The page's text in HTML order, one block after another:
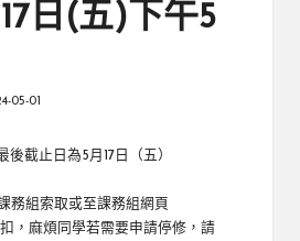
日(五)下午5
05-01
截止日為5月17日（五）
務組索取或至課務組網頁
，麻煩同學若需要申請停修，請